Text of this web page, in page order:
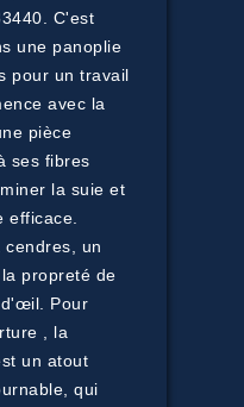
C'est
une panoplie
pour un travail
avec la
pièce
ses fibres
la suie et
efficace.
un
propreté de
Pour
, la
un atout
qui